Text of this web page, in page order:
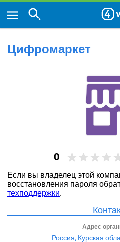
Цифромаркет
0
Если вы владелец этой
восстановления пароля
техподдержки.
Адрес
Россия, Курская